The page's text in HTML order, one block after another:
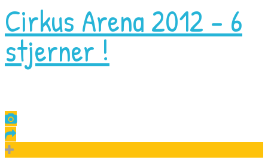
Cirkus Arena 2012 – 6
stjerner !